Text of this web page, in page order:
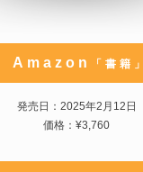
Amazon 「書籍」
発売日：2025年2月12日
価格：¥3,760